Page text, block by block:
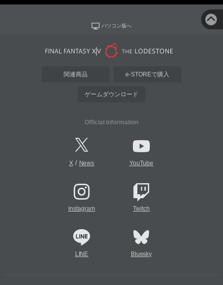
パソコン版へ
関連商品 e-STOREで購入
ゲームダウンロード
Official Information
X/ News YouTube
Instagram Twitch
LINE Bluesky